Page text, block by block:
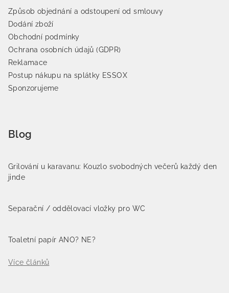
Způsob objednání a odstoupení od smlouvy
Dodání zboží
Obchodní podmínky
Ochrana osobních údajů (GDPR)
Reklamace
Postup nákupu na splátky ESSOX
Sponzorujeme
Blog
Grilování u karavanu: Kouzlo svobodných večerů každý den
jinde
Separační / oddělovací vložky pro WC
Toaletní papír ANO? NE?
Více článků